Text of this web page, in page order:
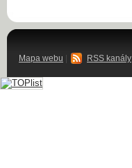
Mapa webu RSS kanály